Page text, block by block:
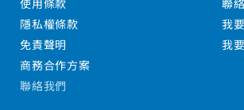
使用條款
隱私權條款
免責聲明
商務合作方案
聯
我
我
聯絡我們